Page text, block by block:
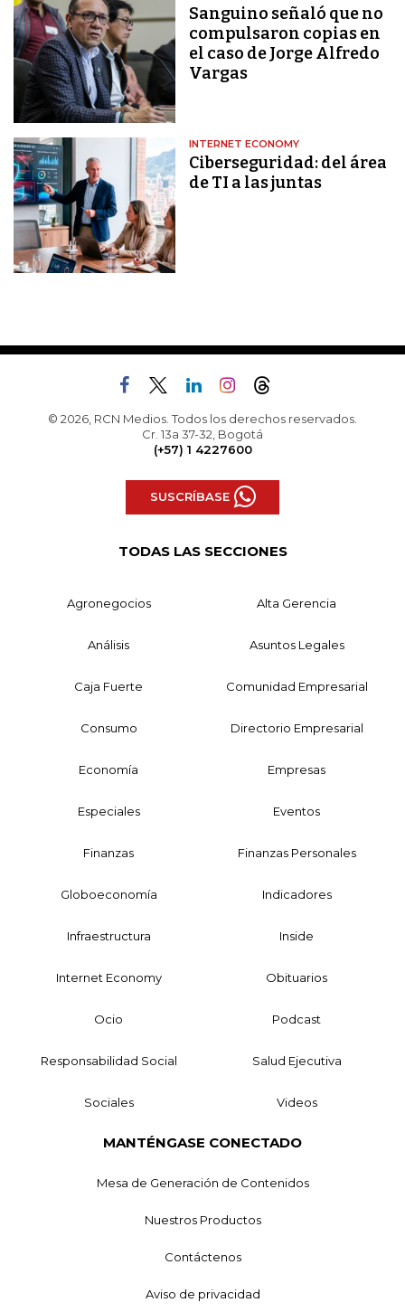
Sanguino señaló que no
compulsaron copias en
el caso de Jorge Alfredo
Vargas
INTERNET ECONOMY
Ciberseguridad: del área
de TI a las juntas
© 2026, RCN Medios. Todos los derechos reservados.
Cr. 13a 37-32, Bogotá
(+57) 1 4227600
SUSCRÍBASE
TODAS LAS SECCIONES
Agronegocios Alta Gerencia
Análisis Asuntos Legales
Caja Fuerte Comunidad Empresarial
Consumo Directorio Empresarial
Economía Empresas
Especiales Eventos
Finanzas Finanzas Personales
Globoeconomía Indicadores
Infraestructura Inside
Internet Economy Obituarios
Ocio Podcast
Responsabilidad Social Salud Ejecutiva
Sociales Videos
MANTÉNGASE CONECTADO
Mesa de Generación de Contenidos
Nuestros Productos
Contáctenos
Aviso de privacidad